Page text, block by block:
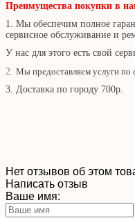
Преимущества покупки в
1. Мы обеспечим полное
сервисное обслуживание и
У нас для этого есть свой
2. Мы предоставляем услуги по
3. Доставка по городу 700р.
Нет отзывов об этом
Написать отзыв
Ваше имя: